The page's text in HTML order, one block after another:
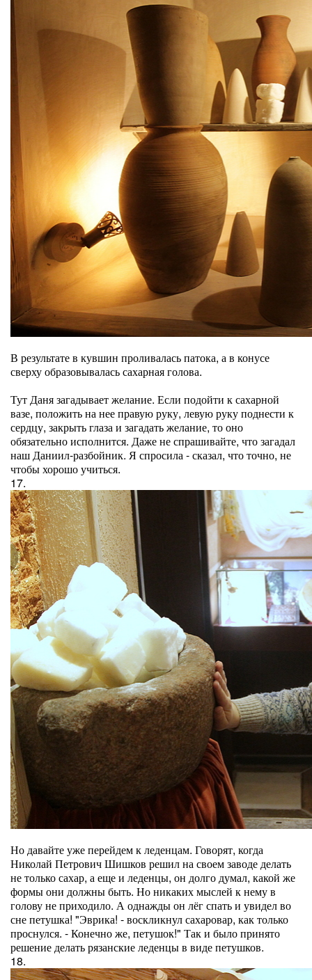
В результате в кувшин проливалась патока, а в конусе
сверху образовывалась сахарная голова.
Тут Даня загадывает желание. Если подойти к сахарной
вазе, положить на нее правую руку, левую руку поднести к
сердцу, закрыть глаза и загадать желание, то оно
обязательно исполнится. Даже не спрашивайте, что загадал
наш Даниил-разбойник. Я спросила - сказал, что точно, не
чтобы хорошо учиться.
17.
Но давайте уже перейдем к леденцам. Говорят, когда
Николай Петрович Шишков решил на своем заводе делать
не только сахар, а еще и леденцы, он долго думал, какой же
формы они должны быть. Но никаких мыслей к нему в
голову не приходило. А однажды он лёг спать и увидел во
сне петушка! "Эврика! - воскликнул сахаровар, как только
проснулся. - Конечно же, петушок!" Так и было принято
решение делать рязанские леденцы в виде петушков.
18.